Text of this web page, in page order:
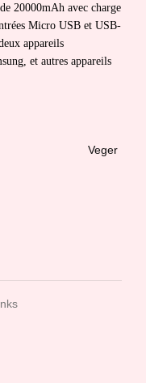
20000mAh avec charge
Micro USB et USB-
appareils
et autres appareils
Veger